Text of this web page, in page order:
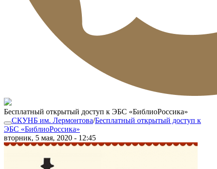
Бесплатный открытый доступ к ЭБС «БиблиоРоссика»
СКУНБ им. Лермонтова/Бесплатный открытый доступ к
ЭБС «БиблиоРоссика»
вторник, 5 мая, 2020 - 12:45